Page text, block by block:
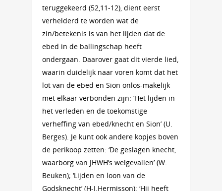
teruggekeerd (52,11-12), dient eerst
verhelderd te worden wat de
zin/betekenis is van het lijden dat de
ebed in de ballingschap heeft
ondergaan. Daarover gaat dit vierde lied,
waarin duidelijk naar voren komt dat het
lot van de ebed en Sion onlos-makelijk
met elkaar verbonden zijn: ‘Het lijden in
het verleden en de toekomstige
verheffing van ebed/knecht en Sion’ (U.
Berges). Je kunt ook andere kopjes boven
de perikoop zetten: ‘De geslagen knecht,
waarborg van JHWH’s welgevallen’ (W.
Beuken); ‘Lijden en loon van de
Godsknecht’ (H-J.Hermisson); ‘Hij heeft